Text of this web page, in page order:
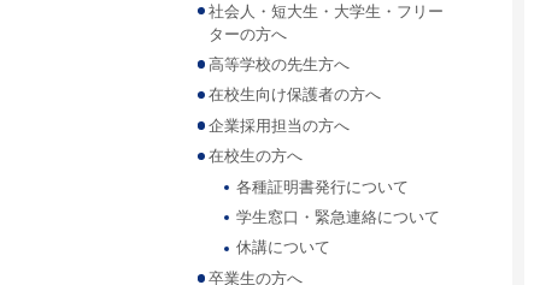
社会人・短大生・大学生・フリー
ターの方へ
高等学校の先生方へ
在校生向け保護者の方へ
企業採用担当の方へ
在校生の方へ
各種証明書発行について
学生窓口・緊急連絡について
休講について
卒業生の方へ